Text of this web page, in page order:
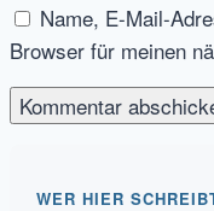
Name, E-Mail-
Browser für meinen
WER HIER